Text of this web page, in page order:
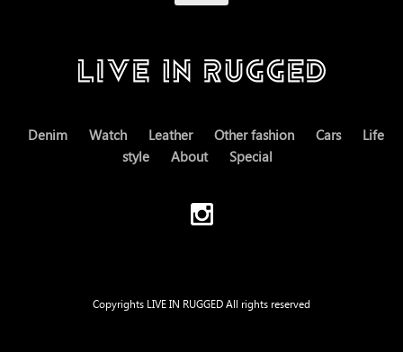
Denim Watch Leather Other fashion Cars
Life
style
About Special
Copyrights LIVE IN RUGGED All rights reserved